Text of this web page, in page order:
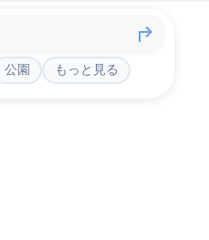
公園 もっと見る